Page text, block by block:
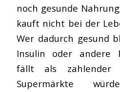
noch gesunde
kauft nicht bei der
Wer dadurch gesund
Insulin oder andere
fällt als zahlender
Supermärkte